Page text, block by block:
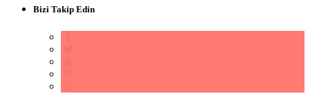
Bizi Takip Edin